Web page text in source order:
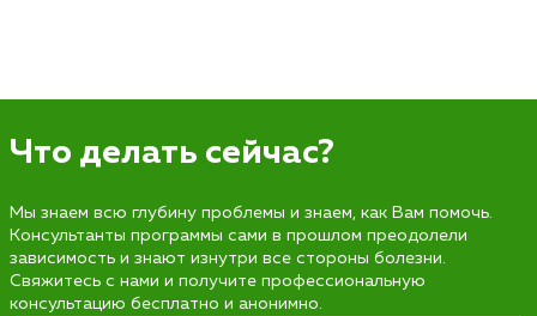
Что делать сейчас?
Мы знаем всю глубину проблемы и знаем, как Вам помочь.
Консультанты программы сами в прошлом преодолели
зависимость и знают изнутри все стороны болезни.
Свяжитесь с нами и получите профессиональную
консультацию бесплатно и анонимно.